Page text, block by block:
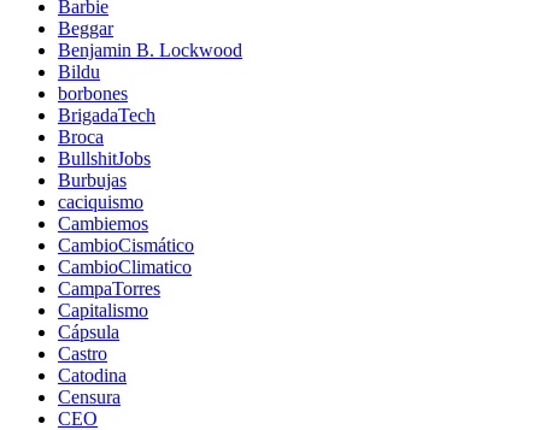
Barbie
Beggar
Benjamin B. Lockwood
Bildu
borbones
BrigadaTech
Broca
BullshitJobs
Burbujas
caciquismo
Cambiemos
CambioCismático
CambioClimatico
CampaTorres
Capitalismo
Cápsula
Castro
Catodina
Censura
CEO